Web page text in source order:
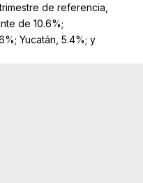
de referencia,
de 10.6%;
Yucatán, 5.4%; y